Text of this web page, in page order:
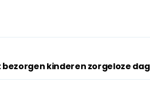
bezorgen kinderen zorgeloze dag